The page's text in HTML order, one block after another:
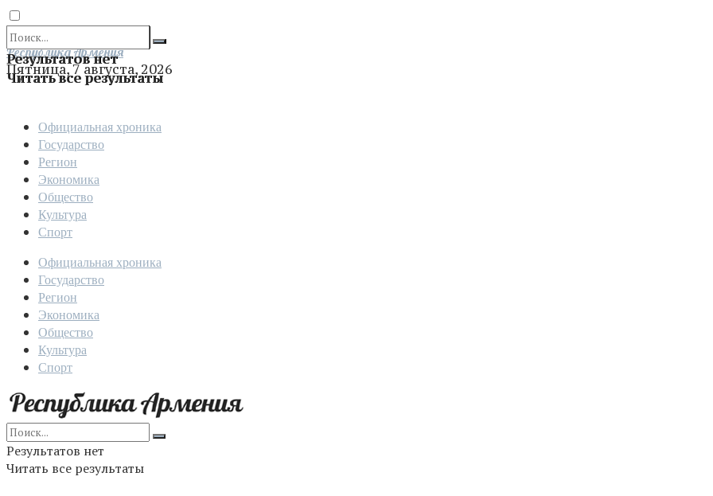
Результатов нет
Читать все результаты
Отправить
Республика Армения
Пятница, 7 августа, 2026
Официальная хроника
Государство
Регион
Экономика
Общество
Культура
Спорт
Официальная хроника
Государство
Регион
Экономика
Общество
Культура
Спорт
Результатов нет
Читать все результаты